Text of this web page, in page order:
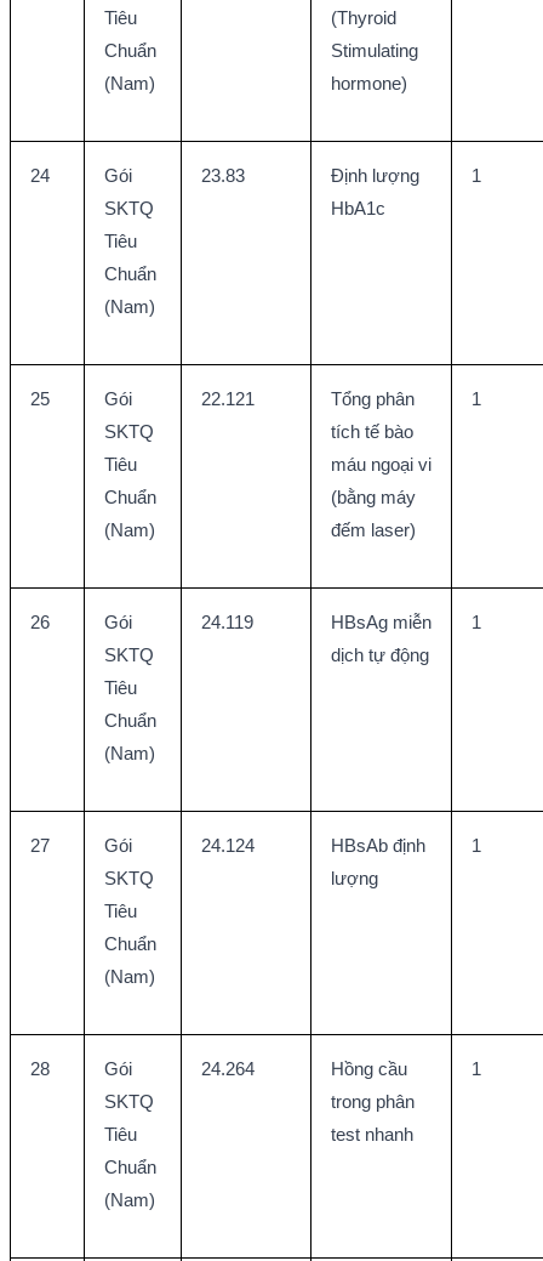
Tiêu
Chuẩn
(Nam)
(Thyroid
Stimulating
hormone)
24
Gói
SKTQ
Tiêu
Chuẩn
(Nam)
23.83
Định lượng
HbA1c
1
25
Gói
SKTQ
Tiêu
Chuẩn
(Nam)
22.121
Tổng phân
tích tế bào
máu ngoại vi
(bằng máy
đếm laser)
1
26
Gói
SKTQ
Tiêu
Chuẩn
(Nam)
24.119
HBsAg miễn
dịch tự động
1
27
Gói
SKTQ
Tiêu
Chuẩn
(Nam)
24.124
HBsAb định
lượng
1
28
Gói
SKTQ
Tiêu
Chuẩn
(Nam)
24.264
Hồng cầu
trong phân
test nhanh
1